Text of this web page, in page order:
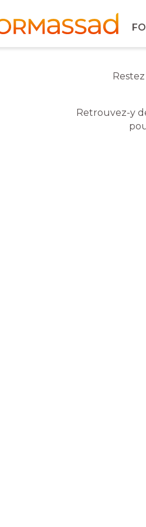
votre formation
formations dédiées aux
Retrouvez-y